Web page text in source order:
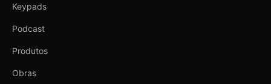
Keypads
Podcast
Produtos
Obras